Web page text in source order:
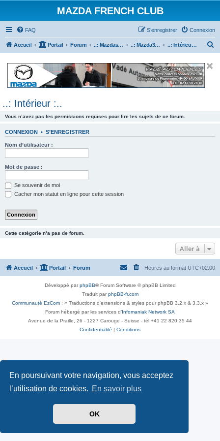
En poursuivant votre navigation, vous acceptez
l’utilisation de cookies. En savoir plus
OK
MAZDA FRENCH CLUB
FAQ Connexion
S’enregistrer
Accueil Portail Forum ..: Mazdaspeed & MPS :.. ..: Mazda3 MPS & Mazdaspeed 3 :.. ..: Intérieur :..
e
..: Intérieur :..
Vous n’avez pas les permissions requises pour lire les sujets de ce forum.
CONNEXION • S’ENREGISTRER
Nom d’utilisateur :
Mot de passe :
Se souvenir de moi
Cacher mon statut en ligne pour cette session
Cette catégorie n’a pas de forum.
Aller à
Accueil Portail Forum Heures au format UTC+02:00
Développé parphpBB® Forum Software © phpBB Limited
Traduit parphpBB-fr.com
Communauté EzCom : « Traductions d'extensions & styles pour phpBB 3.2.x & 3.3.x »
Forum hébergé par les services d’ Infomaniak Network SA
Avenue de la Praille, 26 - 1227 Carouge - Suisse - tél +41 22 820 35 44
Confidentialité
Conditions